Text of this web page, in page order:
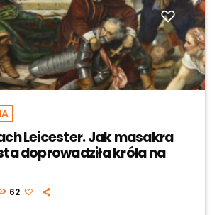
Leicester. Jak masakra
doprowadziła króla na
62